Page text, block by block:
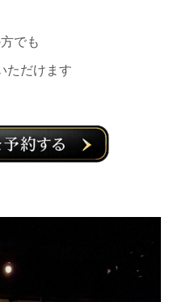
でも
ただけます